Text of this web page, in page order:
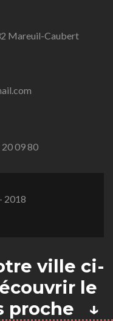
Mareuil-Caubert
09 80
2018
ville ci-
le
proche ↓